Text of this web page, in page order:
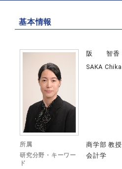
基本情報
阪 智香
SAKA Chika
所属 商学部 教授
研究分野・キーワー
ド
会計学